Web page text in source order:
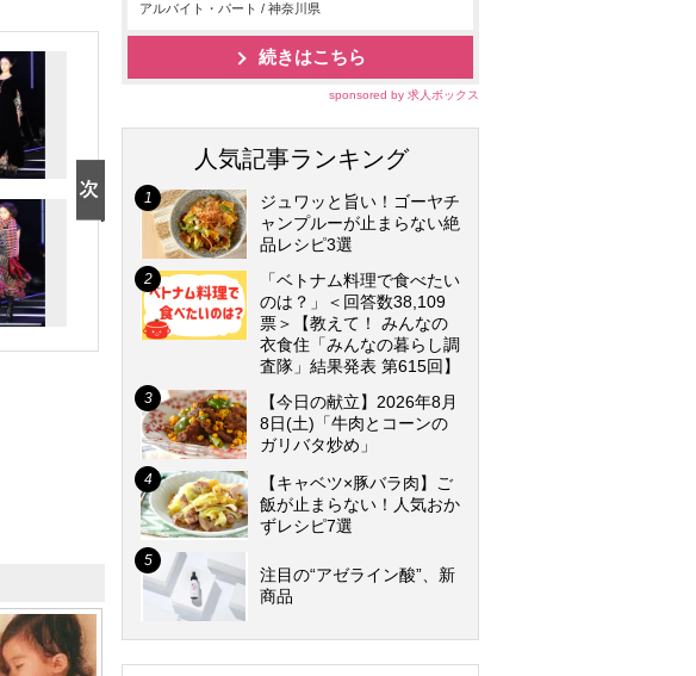
アルバイト・パート / 神奈川県
続きはこちら
sponsored by 求人ボックス
人気記事ランキング
ジュワッと旨い！ゴーヤチ
ャンプルーが止まらない絶
品レシピ3選
「ベトナム料理で食べたい
のは？」＜回答数38,109
票＞【教えて！ みんなの
衣食住「みんなの暮らし調
査隊」結果発表 第615回】
【今日の献立】2026年8月
8日(土)「牛肉とコーンの
ガリバタ炒め」
【キャベツ×豚バラ肉】ご
飯が止まらない！人気おか
ずレシピ7選
注目の“アゼライン酸”、新
商品